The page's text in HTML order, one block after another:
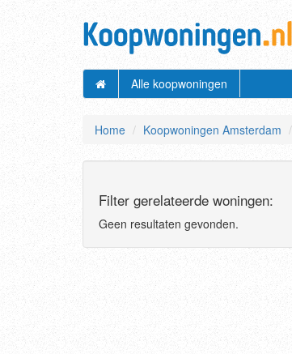
Alle koopwoningen
Home Koopwoningen Amsterdam
Filter gerelateerde woningen:
Geen resultaten gevonden.